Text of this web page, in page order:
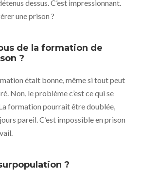
dessus. C’est impressionnant.
une prison ?
de la formation de
?
était bonne, même si tout peut
Non, le problème c’est ce qui se
formation pourrait être doublée,
pareil. C’est impossible en prison
?